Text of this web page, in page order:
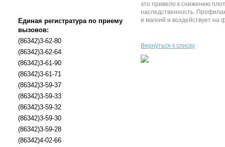
Единая регистратура по приему
вызовов:
(86342)3-62-80
(86342)3-62-64
(86342)3-61-90
(86342)3-61-71
(86342)3-59-37
(86342)3-59-33
(86342)3-59-32
(86342)3-59-30
(86342)3-59-28
(86342)4-02-66
это привело к снижению
наследственность.
и магний и воздействует
Вернуться к списку